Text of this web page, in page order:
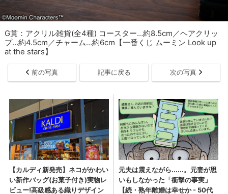
G賞：アクリル雑貨(全4種) コースター…約8.5cm／ヘアクリッ
プ…約4.5cm／チャーム…約6cm【一番くじ ムーミン Look up
at the stars】
前の写真 記事に戻る 次の写真